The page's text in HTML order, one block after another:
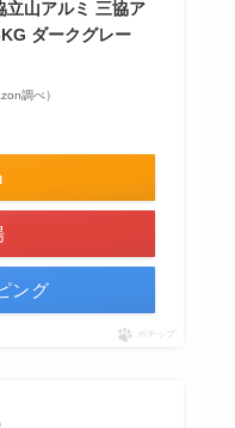
立山アルミ 三協ア
ダークグレー
調べ）
ング
ポチップ